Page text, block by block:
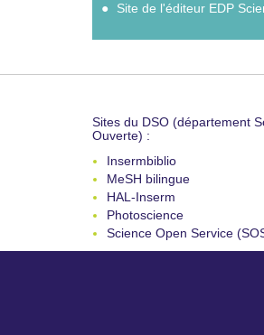
Site de l'éditeur EDP
Sites du DSO (département
Ouverte) :
Insermbiblio
MeSH bilingue
HAL-Inserm
Photoscience
Science Open Service